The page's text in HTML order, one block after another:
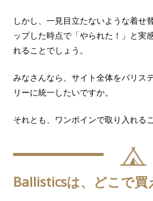
しかし、一見目立たないような着せ
ップした時点で「やられた！」と実
れることでしょう。
みなさんなら、サイト全体をバリス
リーに統一したいですか。
それとも、ワンポインで取り入れる
Ballisticsは、どこで買